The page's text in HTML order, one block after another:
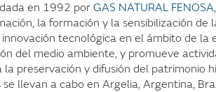
en 1992 por GAS NATURAL FENOSA
la formación y la sensibilización de
tecnológica en el ámbito de la
del medio ambiente, y promueve
la preservación y difusión del patrimonio
llevan a cabo en Argelia, Argentina,